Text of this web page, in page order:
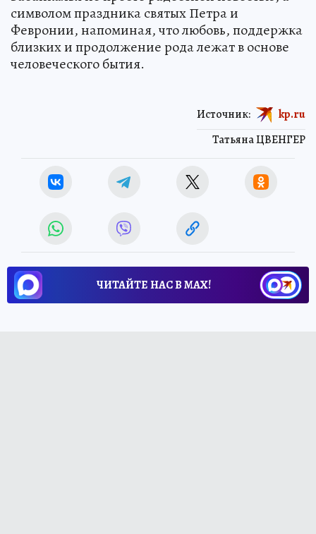
символом праздника святых Петра и
Февронии, напоминая, что любовь, поддержка
близких и продолжение рода лежат в основе
человеческого бытия.
Татьяна ЦВЕНГЕР
Источник: kp.ru
ЧИТАЙТЕ НАС В МАХ!